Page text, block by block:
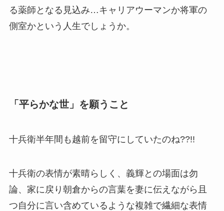
る薬師となる見込み…キャリアウーマンか将軍の
側室かという人生でしょうか。
「平らかな世」を願うこと
十兵衛半年間も越前を留守にしていたのね??!!
十兵衛の表情が素晴らしく、義輝との場面は勿
論、家に戻り朝倉からの言葉を妻に伝えながら且
つ自分に言い含めているような複雑で繊細な表情